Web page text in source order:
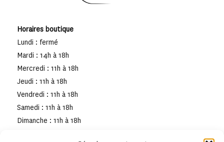
Horaires boutique
Lundi : fermé
Mardi : 14h à 18h
Mercredi : 11h à 18h
Jeudi : 11h à 18h
Vendredi : 11h à 18h
Samedi : 11h à 18h
Dimanche : 11h à 18h